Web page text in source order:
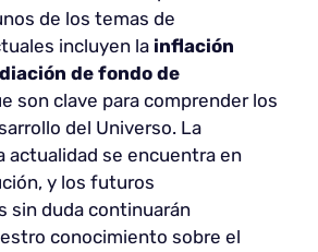
de los temas de
incluyen la inflación
de fondo de
son clave para comprender los
del Universo. La
actualidad se encuentra en
y los futuros
sin duda continuarán
conocimiento sobre el